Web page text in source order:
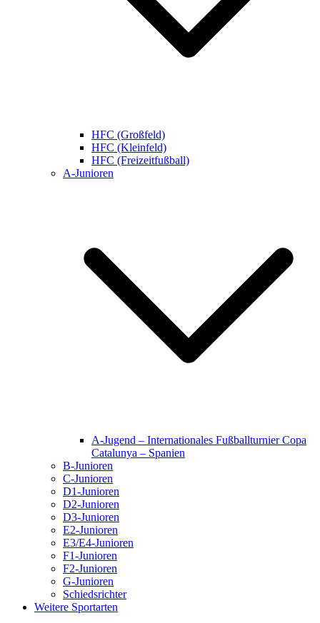
HFC (Großfeld)
HFC (Kleinfeld)
HFC (Freizeitfußball)
A-Junioren
A-Jugend – Internationales Fußballturnier Copa
Catalunya – Spanien
B-Junioren
C-Junioren
D1-Junioren
D2-Junioren
D3-Junioren
E2-Junioren
E3/E4-Junioren
F1-Junioren
F2-Junioren
G-Junioren
Schiedsrichter
Weitere Sportarten